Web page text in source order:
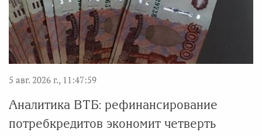
5 авг. 2026 г., 11:47:59
Аналитика ВТБ: рефинансирование
потребкредитов экономит четверть